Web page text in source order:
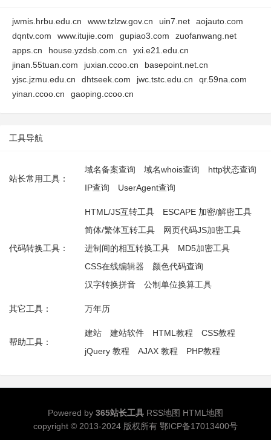
jwmis.hrbu.edu.cn www.tzlzw.gov.cn uin7.net
aojauto.com
dqntv.com
www.itujie.com gupiao3.com
zuofanwang.net
apps.cn
house.yzdsb.com.cn
yxi.e21.edu.cn
jinan.55tuan.com
juxian.ccoo.cn
basepoint.net.cn
yjsc.jzmu.edu.cn
dhtseek.com jwc.tstc.edu.cn
qr.59na.com
yinan.ccoo.cn
gaoping.ccoo.cn
工具导航
站长常用工具：
域名备案查询 域名whois查询
http状态查询
IP查询
UserAgent查询
代码转换工具：
HTML/JS互转工具
ESCAPE 加密/解密工具
简体/繁体互转工具
网页代码JS加密工具
进制间的相互转换工具
MD5加密工具
CSS在线编辑器
颜色代码查询
汉字转换拼音
公制单位换算工具
其它工具： 万年历
帮助工具：
建站 建站软件 HTML教程
CSS教程
jQuery 教程
AJAX 教程 PHP教程
Powered by 365站长工具 RSS地图 HTML地图
copyright © 2013-2024 版权所有 鄂ICP备17013400号